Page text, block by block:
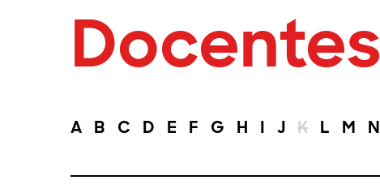
Docentes
A B C D E F G H I J K L M N